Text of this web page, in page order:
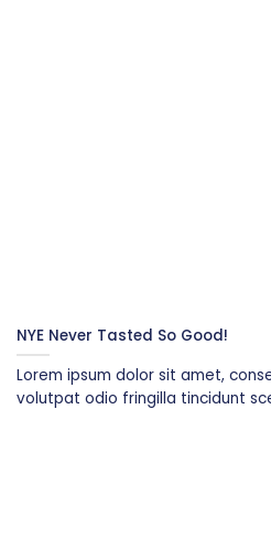
NYE Never Tasted So Good!
Lorem ipsum dolor sit amet,
volutpat odio fringilla tincidunt